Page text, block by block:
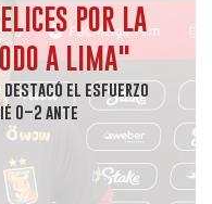
POR LA
A LIMA"
destacó el esfuerzo
0–2 ante